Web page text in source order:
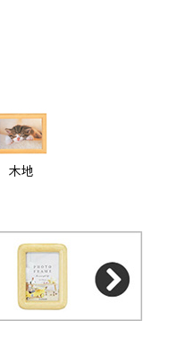
木地